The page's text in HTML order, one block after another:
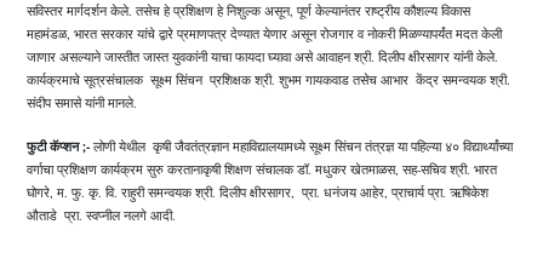
सविस्तर मार्गदर्शन केले. तसेच हे प्रशिक्षण हे निशुल्क असून, पूर्ण केल्यानंतर राष्ट्रीय कौशल्य विकास
महामंडळ, भारत सरकार यांचे द्वारे प्रमाणपत्र देण्यात येणार असून रोजगार व नोकरी मिळण्यापर्यंत मदत केली
जाणार असल्याने जास्तीत जास्त युवकांनी याचा फायदा घ्यावा असे आवाहन श्री. दिलीप क्षीरसागर यांनी केले.
कार्यक्रमाचे सूत्रसंचालक सूक्ष्म सिंचन प्रशिक्षक श्री. शुभम गायकवाड तसेच आभार केंद्र समन्वयक श्री.
संदीप समासे यांनी मानले.
फुटी कॅप्शन ;- लोणी येथील कृषी जैवतंत्रज्ञान महाविद्यालयामध्ये सूक्ष्म सिंचन तंत्रज्ञ या पहिल्या ४० विद्यार्थ्यांच्या
वर्गाचा प्रशिक्षण कार्यक्रम सुरु करतानाकृषी शिक्षण संचालक डॉ. मधुकर खेतमाळस, सह-सचिव श्री. भारत
घोगरे, म. फु. कृ. वि. राहुरी समन्वयक श्री. दिलीप क्षीरसागर, प्रा. धनंजय आहेर, प्राचार्य प्रा. ऋषिकेश
औताडे प्रा. स्वप्नील नलगे आदी.